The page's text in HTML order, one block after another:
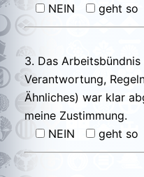
NEIN
geht so
3. Das
Verantwortung,
Ähnliches) war klar
meine Zustimmung.
NEIN
geht so